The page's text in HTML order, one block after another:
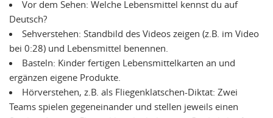
Vor dem Sehen: Welche Lebensmittel kennst du auf
Deutsch?
Sehverstehen: Standbild des Videos zeigen (z.B. im Video
bei 0:28) und Lebensmittel benennen.
Basteln: Kinder fertigen Lebensmittelkarten an und
ergänzen eigene Produkte.
Hörverstehen, z.B. als Fliegenklatschen-Diktat: Zwei
Teams spielen gegeneinander und stellen jeweils einen